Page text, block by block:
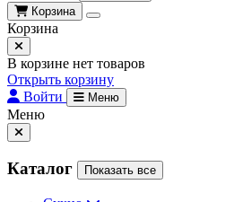
Корзина
Корзина
В корзине нет товаров
Открыть корзину
Войти
Меню
Меню
Каталог Показать все